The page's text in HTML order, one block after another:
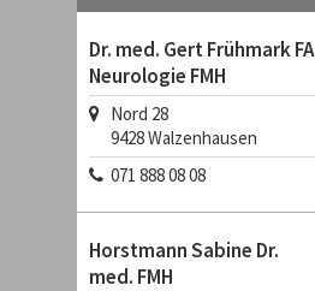
Dr. med. Gert Frühmark FA
Neurologie FMH
Nord 28
9428Walzenhausen
071 888 08 08
Horstmann Sabine Dr.
med. FMH